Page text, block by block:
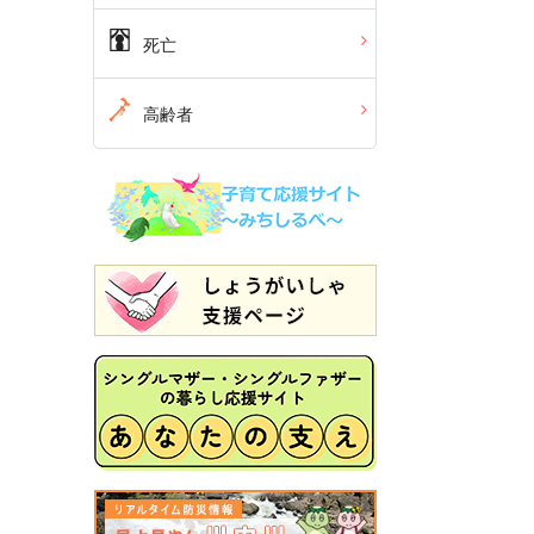
死亡
高齢者